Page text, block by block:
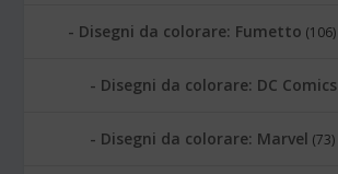
Disegni da colorare: Fumetto (106)
Disegni da colorare: DC Comics
Disegni da colorare: Marvel (73)